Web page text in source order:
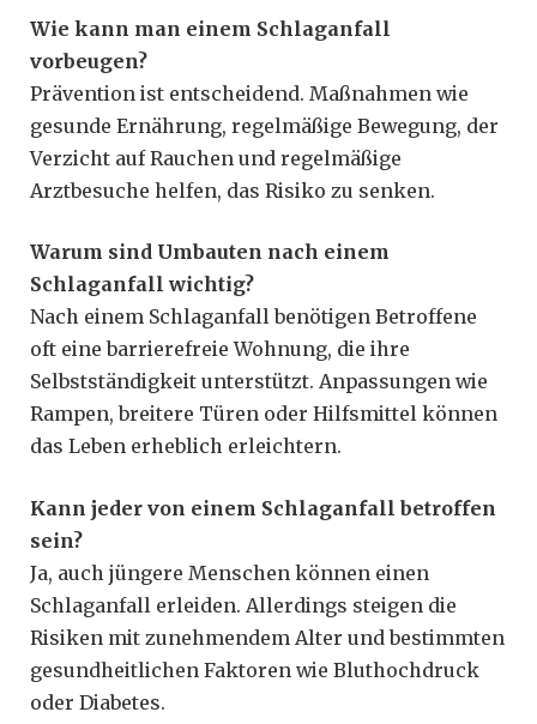
Wie kann man einem Schlaganfall
vorbeugen?
Prävention ist entscheidend. Maßnahmen wie
gesunde Ernährung, regelmäßige Bewegung, der
Verzicht auf Rauchen und regelmäßige
Arztbesuche helfen, das Risiko zu senken.
Warum sind Umbauten nach einem
Schlaganfall wichtig?
Nach einem Schlaganfall benötigen Betroffene
oft eine barrierefreie Wohnung, die ihre
Selbstständigkeit unterstützt. Anpassungen wie
Rampen, breitere Türen oder Hilfsmittel können
das Leben erheblich erleichtern.
Kann jeder von einem Schlaganfall betroffen
sein?
Ja, auch jüngere Menschen können einen
Schlaganfall erleiden. Allerdings steigen die
Risiken mit zunehmendem Alter und bestimmten
gesundheitlichen Faktoren wie Bluthochdruck
oder Diabetes.